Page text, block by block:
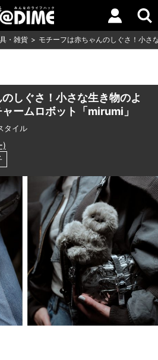
・雑貨 モチーフは赤ちゃんのしぐさ！小さ
しぐさ！小さな生き物のよ
ームロボット「mirumi」
タイル
)